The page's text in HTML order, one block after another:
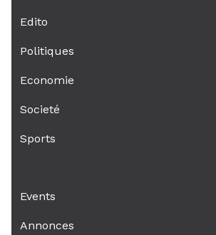
Edito
Politiques
Economie
Societé
Sports
Events
Annonces